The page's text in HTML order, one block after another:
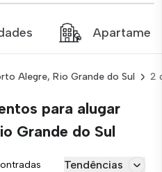
Alegre, Rio Grande do Sul 2
para alugar
Grande do Sul
Tendências